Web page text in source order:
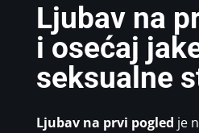
Ljubav na
i osećaj
seksualne
Ljubav na prvi pogled je